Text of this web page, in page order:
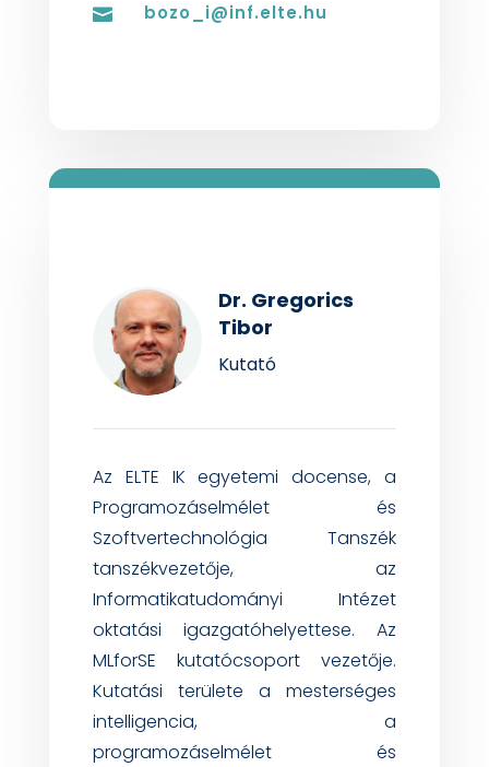
 bozo_i@inf.elte.hu
Dr. Gregorics
Tibor
Kutató
Az ELTE IK egyetemi docense, a
Programozáselmélet és
Szoftvertechnológia Tanszék
tanszékvezetője, az
Informatikatudományi Intézet
oktatási igazgatóhelyettese. Az
MLforSE kutatócsoport vezetője.
Kutatási területe a mesterséges
intelligencia, a
programozáselmélet és